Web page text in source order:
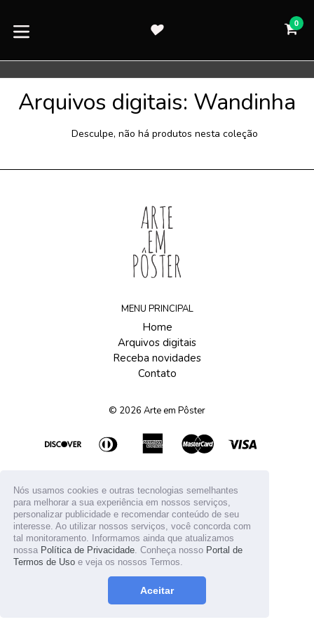
Nós usamos cookies e outras tecnologias semelhantes
para melhorar a sua experiência em nossos serviços,
personalizar publicidade e recomendar conteúdo de seu
interesse. Ao utilizar nossos serviços, você concorda com
tal monitoramento. Informamos ainda que atualizamos
nossa Política de Privacidade . Conheça nosso Portal de
Termos de Uso e veja os nossos Termos.
Aceitar
para
0
Arquivos digitais: Wandinha
Desculpe, não há produtos nesta coleção
MENU PRINCIPAL
Home
Arquivos digitais
Receba novidades
Contato
© 2026 Arte em Pôster